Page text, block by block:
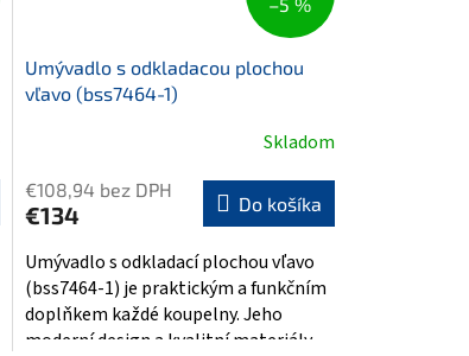
Umývadlo s odkladacou plochou
vľavo (bss7464-1)
Skladom
€108,94 bez DPH
€134 Do košíka
Umývadlo s odkladací plochou vľavo
(bss7464-1) je praktickým a funkčním
doplňkem každé koupelny. Jeho
moderní design a kvalitní materiály...